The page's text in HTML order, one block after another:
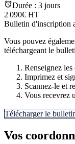
Durée : 3 jours
2 090€ HT
Bulletin d'inscription
Vous pouvez
téléchargeant le
Renseignez
Imprimez et
Scannez-le et
Vous recevrez
Télécharger le
Vos